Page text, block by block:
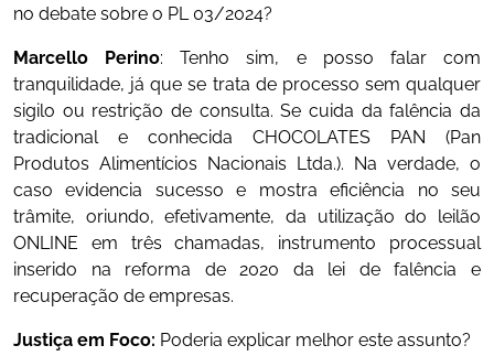
no debate sobre o PL 03/2024?
Marcello Perino: Tenho sim, e posso falar com
tranquilidade, já que se trata de processo sem qualquer
sigilo ou restrição de consulta. Se cuida da falência da
tradicional e conhecida CHOCOLATES PAN (Pan
Produtos Alimentícios Nacionais Ltda.). Na verdade, o
caso evidencia sucesso e mostra eficiência no seu
trâmite, oriundo, efetivamente, da utilização do leilão
ONLINE em três chamadas, instrumento processual
inserido na reforma de 2020 da lei de falência e
recuperação de empresas.
Justiça em Foco: Poderia explicar melhor este assunto?